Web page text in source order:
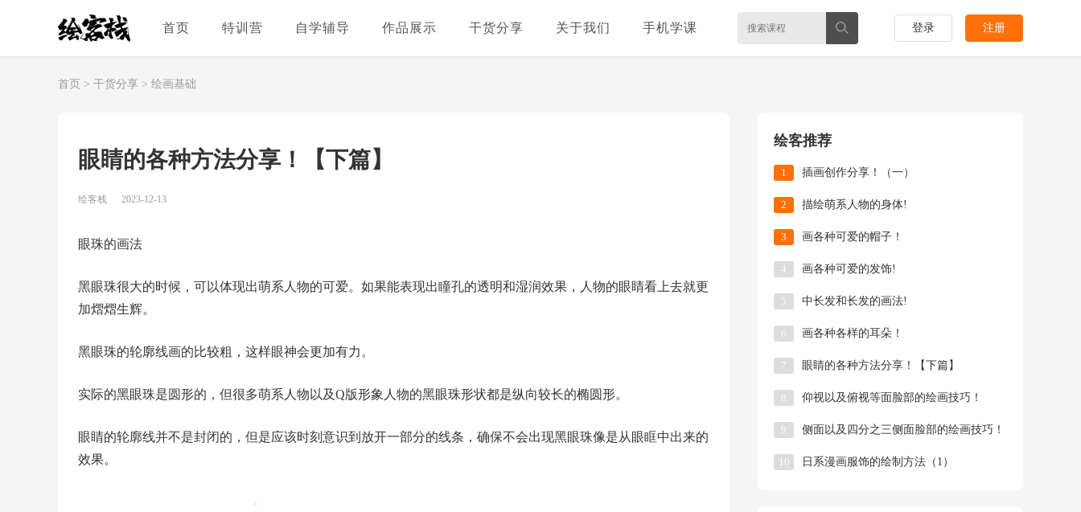
首页 特训营 自学辅导 作品展示 干货分享 关于我们 手机学课 登录 注册
首页 > 干货分享 > 绘画基础
眼睛的各种方法分享！【下篇】
绘客栈 2023-12-13
眼珠的画法
黑眼珠很大的时候，可以体现出萌系人物的可爱。如果能表现出瞳孔的透明和湿润效果，人物的眼睛看上去就更
加熠熠生辉。
黑眼珠的轮廓线画的比较粗，这样眼神会更加有力。
实际的黑眼珠是圆形的，但很多萌系人物以及Q版形象人物的黑眼珠形状都是纵向较长的椭圆形。
眼睛的轮廓线并不是封闭的，但是应该时刻意识到放开一部分的线条，确保不会出现黑眼珠像是从眼眶中出来的
效果。
绘客推荐
1 插画创作分享！（一）
2 描绘萌系人物的身体!
3 画各种可爱的帽子！
4 画各种可爱的发饰!
5 中长发和长发的画法!
6 画各种各样的耳朵！
7 眼睛的各种方法分享！【下篇】
8 仰视以及俯视等面脸部的绘画技巧！
9 侧面以及四分之三侧面脸部的绘画技巧！
10 日系漫画服饰的绘制方法（1）